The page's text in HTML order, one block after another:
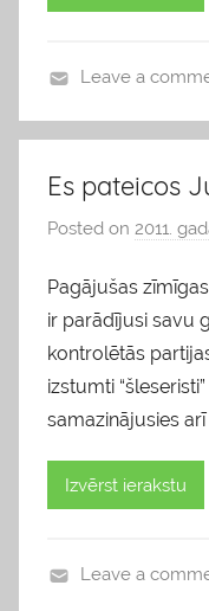
l
g
s
v
i
e
d
o
i
Leave a
Es pateicos
Posted on 2011.
Pagājušas
ir parādījusi savu
kontrolētās
izstumti
samazinājusies
Izvērst ierakstu
Leave a